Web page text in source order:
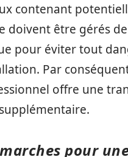
contenant
doivent être gérés
pour éviter tout
Par
offre une
pour